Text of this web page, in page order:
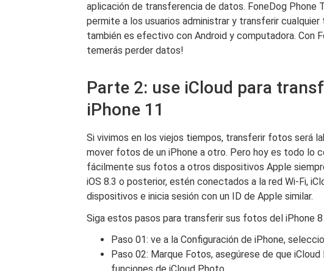
aplicación de transferencia de datos. FoneDog Phone
permite a los usuarios administrar y transferir
también es efectivo con Android y computadora. Con
temerás perder datos!
Parte 2: use iCloud para
iPhone 11
Si vivimos en los viejos tiempos, transferir fotos será
mover fotos de un iPhone a otro. Pero hoy es todo lo
fácilmente sus fotos a otros dispositivos Apple
iOS 8.3 o posterior, estén conectados a la red Wi-Fi,
dispositivos e inicia sesión con un ID de Apple similar.
Siga estos pasos para transferir sus fotos del iPhone 8
Paso 01: ve a la Configuración de iPhone,
Paso 02: Marque Fotos, asegúrese de que